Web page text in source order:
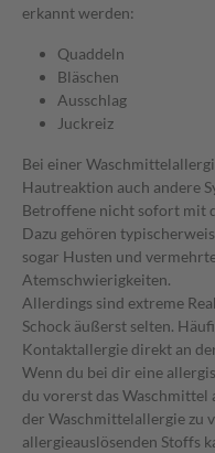
erkannt werden:
Quaddeln
Bläschen
Ausschlag
Juckreiz
Bei einer
Hautreaktion auch andere
Betroffene nicht sofort mit
Dazu gehören
sogar Husten und
Atemschwierigkeiten.
Allerdings sind extreme
Schock äußerst selten.
Kontaktallergie direkt an
Wenn du bei dir eine
du vorerst das Waschmittel
der Waschmittelallergie zu
allergieauslösenden Stoffs